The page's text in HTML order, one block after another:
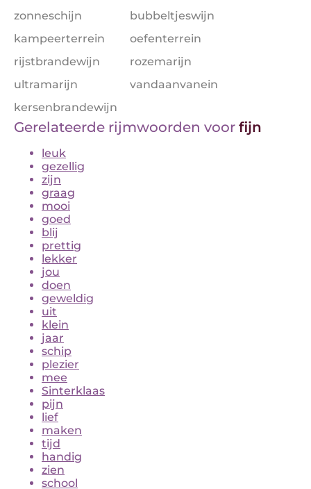
zonneschijn
bubbeltjeswijn
kampeerterrein
oefenterrein
rijstbrandewijn
rozemarijn
ultramarijn
vandaanvanein
kersenbrandewijn
Gerelateerde rijmwoorden voor fijn
leuk
gezellig
zijn
graag
mooi
goed
blij
prettig
lekker
jou
doen
geweldig
uit
klein
jaar
schip
plezier
mee
Sinterklaas
pijn
lief
maken
tijd
handig
zien
school